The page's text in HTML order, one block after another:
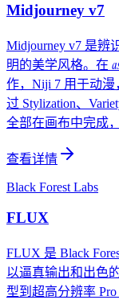
Midjourney v7
Midjourney v7 是辨
明的美学风格。在
作，Niji 7 用于动漫
过 Stylization、
全部在画布中完成
查看详情
Black Forest Labs
FLUX
FLUX 是 Black
以逼真输出和出色
型到超高分辨率 Pro